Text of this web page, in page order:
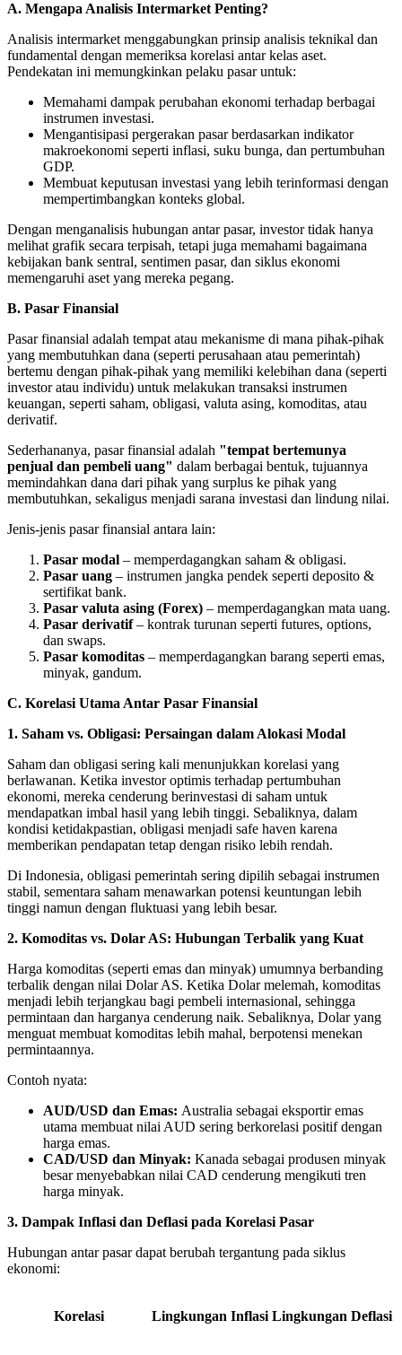
A. Mengapa Analisis Intermarket Penting?
Analisis intermarket menggabungkan prinsip analisis teknikal dan
fundamental dengan memeriksa korelasi antar kelas aset.
Pendekatan ini memungkinkan pelaku pasar untuk:
Memahami dampak perubahan ekonomi terhadap berbagai
instrumen investasi.
Mengantisipasi pergerakan pasar berdasarkan indikator
makroekonomi seperti inflasi, suku bunga, dan pertumbuhan
GDP.
Membuat keputusan investasi yang lebih terinformasi dengan
mempertimbangkan konteks global.
Dengan menganalisis hubungan antar pasar, investor tidak hanya
melihat grafik secara terpisah, tetapi juga memahami bagaimana
kebijakan bank sentral, sentimen pasar, dan siklus ekonomi
memengaruhi aset yang mereka pegang.
B. Pasar Finansial
Pasar finansial adalah tempat atau mekanisme di mana pihak-pihak
yang membutuhkan dana (seperti perusahaan atau pemerintah)
bertemu dengan pihak-pihak yang memiliki kelebihan dana (seperti
investor atau individu) untuk melakukan transaksi instrumen
keuangan, seperti saham, obligasi, valuta asing, komoditas, atau
derivatif.
Sederhananya, pasar finansial adalah "tempat bertemunya
penjual dan pembeli uang" dalam berbagai bentuk, tujuannya
memindahkan dana dari pihak yang surplus ke pihak yang
membutuhkan, sekaligus menjadi sarana investasi dan lindung nilai.
Jenis-jenis pasar finansial antara lain:
Pasar modal – memperdagangkan saham & obligasi.
Pasar uang – instrumen jangka pendek seperti deposito &
sertifikat bank.
Pasar valuta asing (Forex) – memperdagangkan mata uang.
Pasar derivatif– kontrak turunan seperti futures, options,
dan swaps.
Pasar komoditas – memperdagangkan barang seperti emas,
minyak, gandum.
C. Korelasi Utama Antar Pasar Finansial
1. Saham vs. Obligasi: Persaingan dalam Alokasi Modal
Saham dan obligasi sering kali menunjukkan korelasi yang
berlawanan. Ketika investor optimis terhadap pertumbuhan
ekonomi, mereka cenderung berinvestasi di saham untuk
mendapatkan imbal hasil yang lebih tinggi. Sebaliknya, dalam
kondisi ketidakpastian, obligasi menjadi safe haven karena
memberikan pendapatan tetap dengan risiko lebih rendah.
Di Indonesia, obligasi pemerintah sering dipilih sebagai instrumen
stabil, sementara saham menawarkan potensi keuntungan lebih
tinggi namun dengan fluktuasi yang lebih besar.
2. Komoditas vs. Dolar AS: Hubungan Terbalik yang Kuat
Harga komoditas (seperti emas dan minyak) umumnya berbanding
terbalik dengan nilai Dolar AS. Ketika Dolar melemah, komoditas
menjadi lebih terjangkau bagi pembeli internasional, sehingga
permintaan dan harganya cenderung naik. Sebaliknya, Dolar yang
menguat membuat komoditas lebih mahal, berpotensi menekan
permintaannya.
Contoh nyata:
AUD/USD dan Emas: Australia sebagai eksportir emas
utama membuat nilai AUD sering berkorelasi positif dengan
harga emas.
CAD/USD dan Minyak: Kanada sebagai produsen minyak
besar menyebabkan nilai CAD cenderung mengikuti tren
harga minyak.
3. Dampak Inflasi dan Deflasi pada Korelasi Pasar
Hubungan antar pasar dapat berubah tergantung pada siklus
ekonomi:
Korelasi Lingkungan Inflasi Lingkungan Deflasi